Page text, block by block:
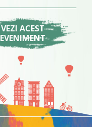
VEZI ACEST
EVENIMENT